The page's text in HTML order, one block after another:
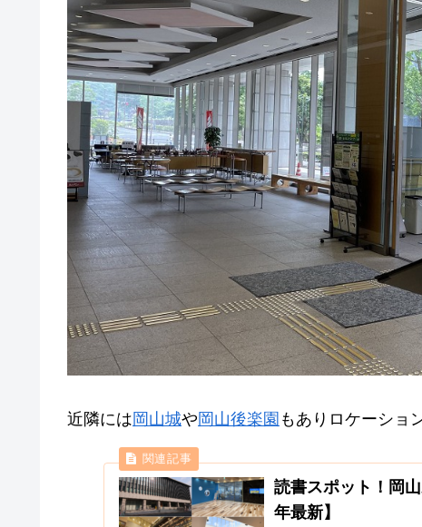
近隣には 岡山城や 岡山後楽園 もありロケーショ
読書スポット！岡
年最新】